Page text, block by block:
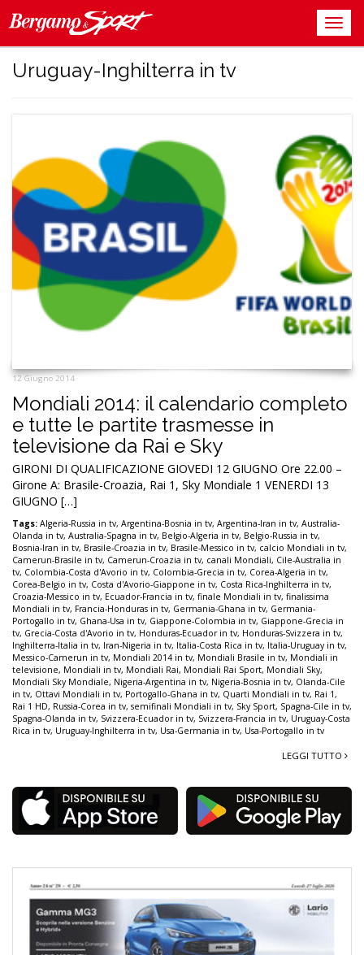
Uruguay-Inghilterra in tv
12 Giugno 2014
Mondiali 2014: il calendario completo
e tutte le partite trasmesse in
televisione da Rai e Sky
GIRONI DI QUALIFICAZIONE GIOVEDI 12 GIUGNO Ore 22.00 –
Girone A: Brasile-Croazia, Rai 1, Sky Mondiale 1 VENERDI 13
GIUGNO […]
Tags: Algeria-Russia in tv, Argentina-Bosnia in tv, Argentina-Iran in tv, Australia-
Olanda in tv, Australia-Spagna in tv, Belgio-Algeria in tv, Belgio-Russia in tv,
Bosnia-Iran in tv, Brasile-Croazia in tv, Brasile-Messico in tv, calcio Mondiali in tv,
Camerun-Brasile in tv, Camerun-Croazia in tv, canali Mondiali, Cile-Australia in
tv, Colombia-Costa d'Avorio in tv, Colombia-Grecia in tv, Corea-Algeria in tv,
Corea-Belgio in tv, Costa d'Avorio-Giappone in tv, Costa Rica-Inghilterra in tv,
Croazia-Messico in tv, Ecuador-Francia in tv, finale Mondiali in tv, finalissima
Mondiali in tv, Francia-Honduras in tv, Germania-Ghana in tv, Germania-
Portogallo in tv, Ghana-Usa in tv, Giappone-Colombia in tv, Giappone-Grecia in
tv, Grecia-Costa d'Avorio in tv, Honduras-Ecuador in tv, Honduras-Svizzera in tv,
Inghilterra-Italia in tv, Iran-Nigeria in tv, Italia-Costa Rica in tv, Italia-Uruguay in tv,
Messico-Camerun in tv, Mondiali 2014 in tv, Mondiali Brasile in tv, Mondiali in
televisione, Mondiali in tv, Mondiali Rai, Mondiali Rai Sport, Mondiali Sky,
Mondiali Sky Mondiale, Nigeria-Argentina in tv, Nigeria-Bosnia in tv, Olanda-Cile
in tv, Ottavi Mondiali in tv, Portogallo-Ghana in tv, Quarti Mondiali in tv, Rai 1,
Rai 1 HD, Russia-Corea in tv, semifinali Mondiali in tv, Sky Sport, Spagna-Cile in tv,
Spagna-Olanda in tv, Svizzera-Ecuador in tv, Svizzera-Francia in tv, Uruguay-Costa
Rica in tv, Uruguay-Inghilterra in tv, Usa-Germania in tv, Usa-Portogallo in tv
LEGGI TUTTO